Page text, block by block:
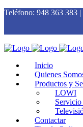
Teléfono: 948 363 383
Inicio
Quienes
Productos y
LOWI
Contactar